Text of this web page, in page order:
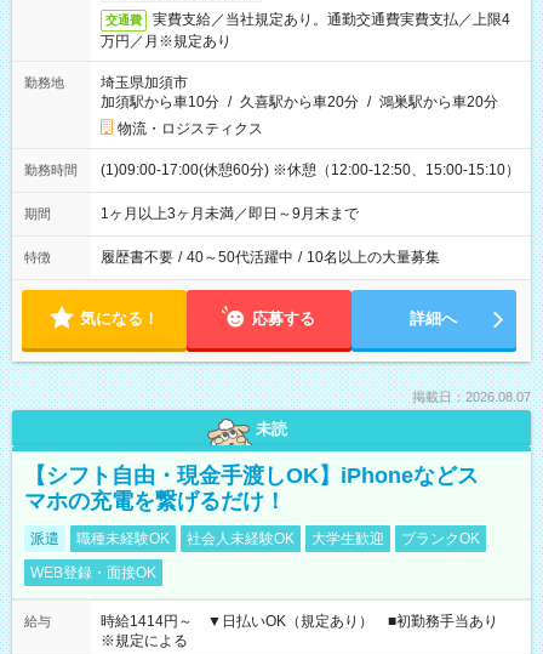
交通費
実費支給／当社規定あり。通勤交通費実費支払／上限4
万円／月※規定あり
勤務地
埼玉県加須市
加須駅から車10分 / 久喜駅から車20分 / 鴻巣駅から車20分
物流・ロジスティクス
勤務時間 (1)09:00-17:00(休憩60分) ※休憩（12:00-12:50、15:00-15:10）
期間 1ヶ月以上3ヶ月未満／即日～9月末まで
特徴 履歴書不要 / 40～50代活躍中 / 10名以上の大量募集
気になる！ 応募する 詳細へ
掲載日：2026.08.07
未読
【シフト自由・現金手渡しOK】iPhoneなどス
マホの充電を繋げるだけ！
派遣 職種未経験OK 社会人未経験OK 大学生歓迎
ブランクOK
WEB登録・面接OK
給与
時給1414円～ ▼日払いOK（規定あり） ■初勤務手当あり
※規定による